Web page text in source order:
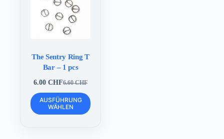
The Sentry Ring T
Bar – 1 pcs
6.60CHF
Ursprünglicher
Preis
war:
6.60 CHF
6.00CHFAktueller
Preis
ist:
6.00 CHF.
AUSFÜHRUNG
WÄHLEN
Dieses
Produkt
weist